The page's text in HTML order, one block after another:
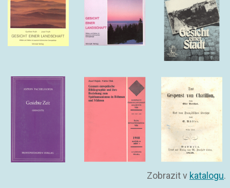
Zobrazit v katalogu.